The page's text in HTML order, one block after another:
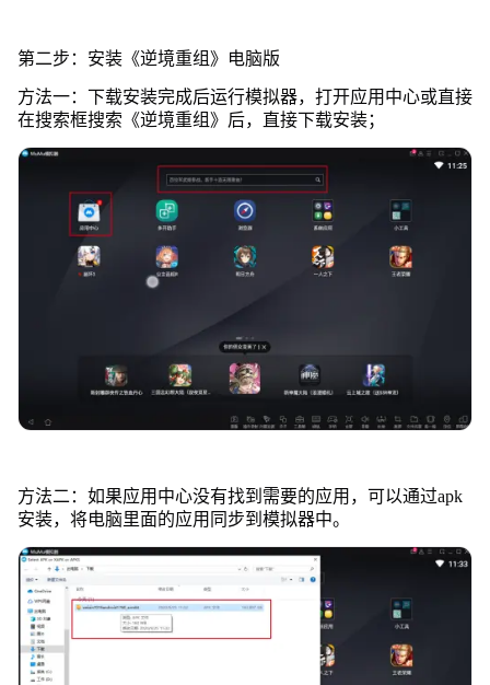
第二步：安装《逆境重组》电脑版
方法一：下载安装完成后运行模拟器，打开应用中心或直接
在搜索框搜索《逆境重组》后，直接下载安装；
方法二：如果应用中心没有找到需要的应用，可以通过apk
安装，将电脑里面的应用同步到模拟器中。